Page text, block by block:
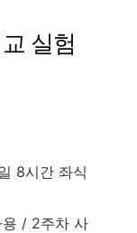
실험
8시간 좌식
용 / 2주차 사